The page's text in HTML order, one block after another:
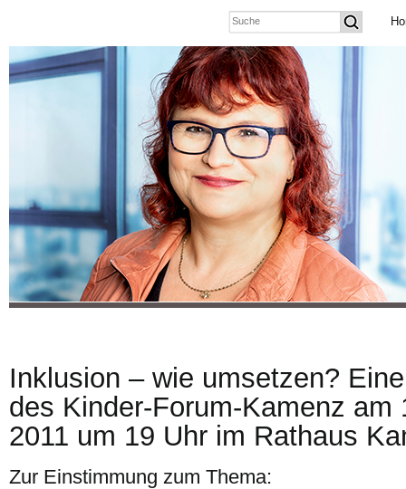
Inklusion – wie umsetzen?
des Kinder-Forum-Kamenz am
2011 um 19 Uhr im Rathaus
Zur Einstimmung zum Thema: